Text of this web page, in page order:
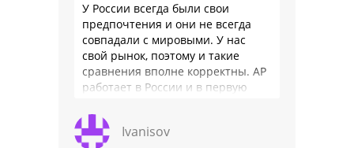
У России всегда были свои
предпочтения и они не всегда
совпадали с мировыми. У нас
свой рынок, поэтому и такие
сравнения вполне корректны. АР
работает в России и в первую
Ivanisov